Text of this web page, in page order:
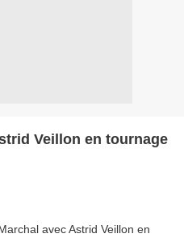
Veillon en tournage